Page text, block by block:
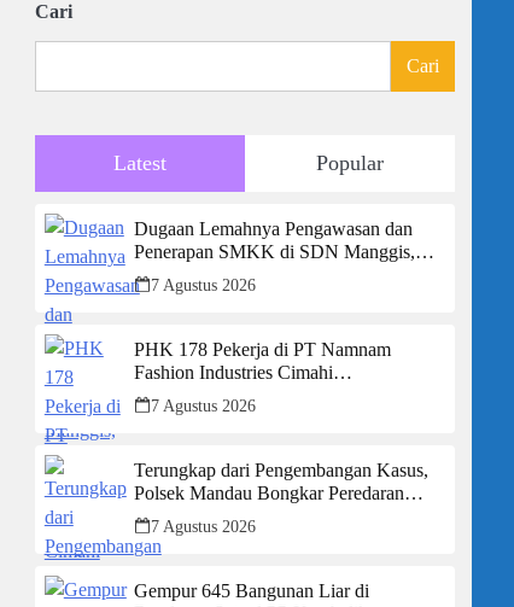
Cari
Cari
Latest Popular
Dugaan Lemahnya Pengawasan dan
Penerapan SMKK di SDN Manggis,
Ketua Komisi IV “Kami Tidak Akan
Segan Menindak”
7 Agustus 2026
PHK 178 Pekerja di PT Namnam
Fashion Industries Cimahi
Dipertanyakan: Perusahaan Klaim Rugi,
Laporan Keuangan Justru Tunjukkan
7 Agustus 2026
Terungkap dari Pengembangan Kasus,
Polsek Mandau Bongkar Peredaran
Sabu dan Ekstasi di Air Jamban, Tiga
Pelaku Diamankan
7 Agustus 2026
Gempur 645 Bangunan Liar di